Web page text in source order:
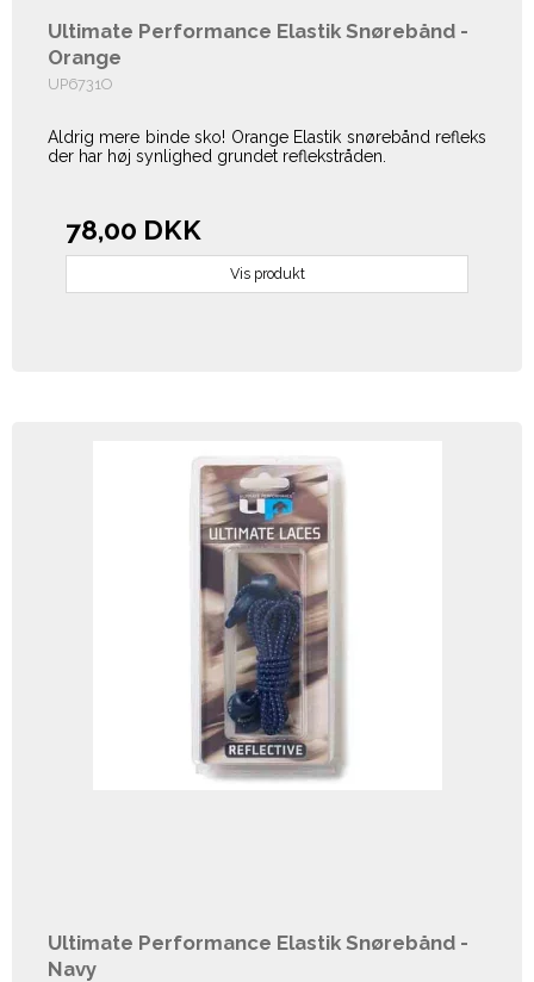
Ultimate Performance Elastik Snørebånd -
Orange
UP6731O
Aldrig mere binde sko! Orange Elastik snørebånd refleks
der har høj synlighed grundet reflekstråden.
78,00 DKK
Vis produkt
Ultimate Performance Elastik Snørebånd -
Navy